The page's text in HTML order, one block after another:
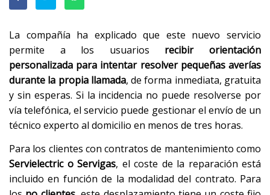
La compañía ha explicado que este nuevo servicio
permite a los usuarios recibir orientación
personalizada para intentar resolver pequeñas averías
durante la propia llamada, de forma inmediata, gratuita
y sin esperas. Si la incidencia no puede resolverse por
vía telefónica, el servicio puede gestionar el envío de un
técnico experto al domicilio en menos de tres horas.
Para los clientes con contratos de mantenimiento como
Servielectric o Servigas, el coste de la reparación está
incluido en función de la modalidad del contrato. Para